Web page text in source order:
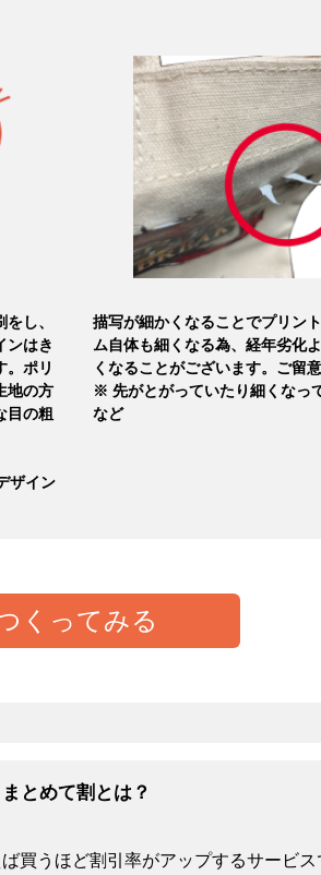
し、
ンはき
。ポリ
地の方
目の粗
ザイン
描写が細かくなることでプリン
ム自体も細くなる為、経年劣化
くなることがございます。ご留意
※ 先がとがっていたり細くなっ
など
くってみる
ほど中身は透けにくくなります。
まとめて割とは？
買うほど割引率がアップするサービス